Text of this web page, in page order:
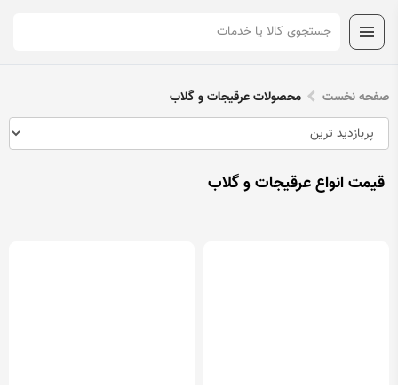
صفحه نخست محصولات عرقیجات و گلاب
قیمت انواع عرقیجات و گلاب